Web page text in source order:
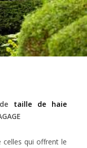
taille de haie
celles qui offrent le